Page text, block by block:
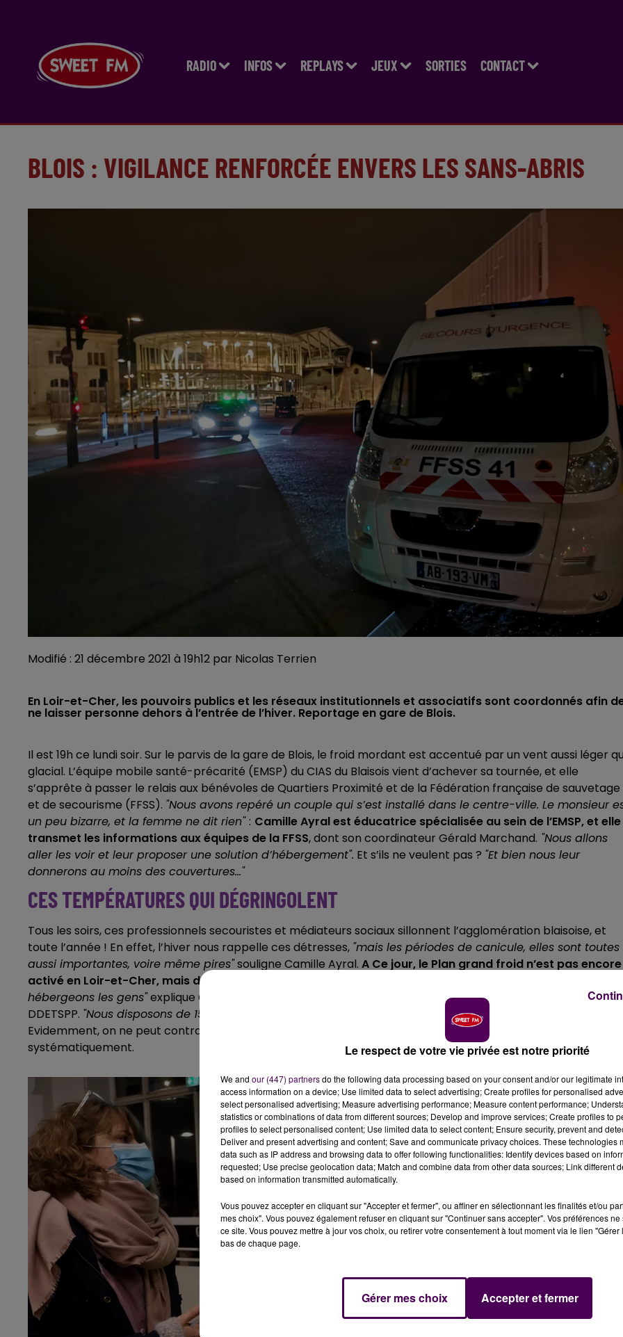
RADIO INFOS REPLAYS JEUX SORTIES CONTACT
BLOIS : VIGILANCE RENFORCÉE ENVERS LES SANS-ABRIS
Modifié : 21 décembre 2021 à 19h12 par Nicolas Terrien
En Loir-et-Cher, les pouvoirs publics et les réseaux institutionnels et associatifs sont coordonnés afin
ne laisser personne dehors à l’entrée de l’hiver. Reportage en gare de Blois.
Il est 19h ce lundi soir. Sur le parvis de la gare de Blois, le froid mordant est accentué par un vent aussi léger
glacial. L’équipe mobile santé-précarité (EMSP) du CIAS du Blaisois vient d’achever sa tournée, et elle
s’apprête à passer le relais aux bénévoles de Quartiers Proximité et de la Fédération française de sauvetage
et de secourisme (FFSS). "Nous avons repéré un couple qui s’est installé dans le centre-ville. Le monsieur
un peu bizarre, et la femme ne dit rien" : Camille Ayral est éducatrice spécialisée au sein de l’EMSP, et elle
transmet les informations aux équipes de la FFSS, dont son coordinateur Gérald Marchand. "Nous allons
aller les voir et leur proposer une solution d’hébergement". Et s’ils ne veulent pas ? "Et bien nous leur
donnerons au moins des couvertures..."
CES TEMPÉRATURES QUI DÉGRINGOLENT
Tous les soirs, ces professionnels secouristes et médiateurs sociaux sillonnent l’agglomération blaisoise, et
toute l’année ! En effet, l’hiver nous rappelle ces détresses, "mais les périodes de canicule, elles sont toutes
aussi importantes, voire même pires"souligne Camille Ayral. A Ce jour, le Plan grand froid n’est pas encore
activé en Loir-et-Cher, mais de nuit, les températures ressenties oscillent entre -5 et -9°
hébergeons les gens"explique Christiane Guérin. Sur place, elle représente l’Etat en tant que directrice de la
DDETSPP. "Nous disposons de 158 places d’hébergement d’urgence, soit 34 de plus que l’an dernier".
Evidemment, on ne peut contraindre les personnes à être hébergées, mais les femmes et les enfants le sont
systématiquement.
Le respect de votre vie privée est notre priorité
We and our (447) partnersdo the following data processing based on your consent and/or our legitimate
access information on a device; Use limited data to select advertising; Create profiles for personalised
select personalised advertising; Measure advertising performance; Measure content performance;
statistics or combinations of data from different sources; Develop and improve services; Create profiles to
profiles to select personalised content; Use limited data to select content; Ensure security, prevent and
Deliver and present advertising and content; Save and communicate privacy choices. These technologies
data such as IP address and browsing data to offer following functionalities: Identify devices based on
requested; Use precise geolocation data; Match and combine data from other data sources; Link different
based on information transmitted automatically.
Vous pouvez accepter en cliquant sur "Accepter et fermer", ou affiner en sélectionnant les finalités et/ou
mes choix". Vous pouvez également refuser en cliquant sur "Continuer sans accepter". Vos préférences
ce site. Vous pouvez mettre à jour vos choix, ou retirer votre consentement à tout moment via le lien
bas de chaque page.
Gérer mes choix Accepter et fermer